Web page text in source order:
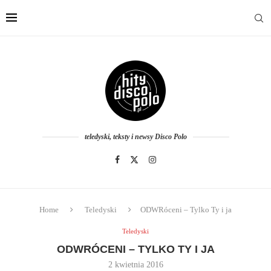
teledyski, teksty i newsy Disco Polo
Home Teledyski ODWRóceni – Tylko Ty i ja
Teledyski
ODWRÓCENI – TYLKO TY I JA
2 kwietnia 2016